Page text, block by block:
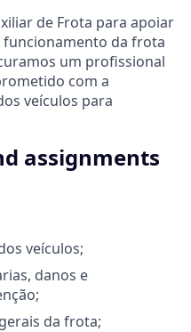
de Frota para apoiar
da frota
um profissional
com a
veículos para
assignments
veículos;
danos e
da frota;